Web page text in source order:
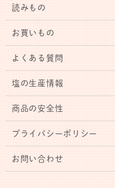
読みもの
お買いもの
よくある質問
塩の生産情報
商品の安全性
プライバシーポリシー
お問い合わせ